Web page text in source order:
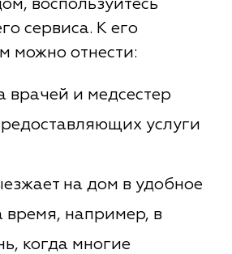
воспользуйтесь
сервиса. К его
можно отнести:
врачей и медсестер
услуги
на дом в удобное
время, например, в
когда многие